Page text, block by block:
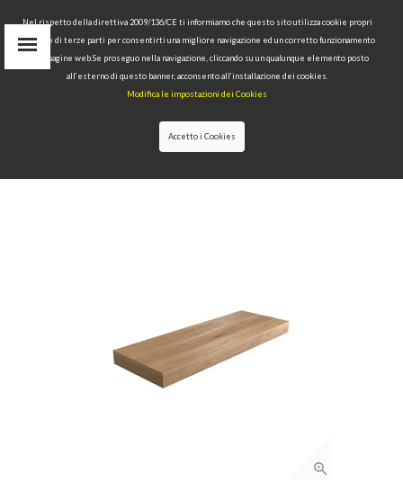
Area Riservata
COLLEZIONI >> NOLITA
Nel rispetto della direttiva 2009/136/CE ti informiamo che questo sito utilizza cookie propri
tecnici e di terze parti per consentirti una migliore navigazione ed un corretto funzionamento
delle pagine web.Se proseguo nella navigazione, cliccando su un qualunque elemento posto
all’esterno di questo banner, acconsento all’installazione dei cookies.
Modifica le impostazioni dei Cookies
Accetto i Cookies